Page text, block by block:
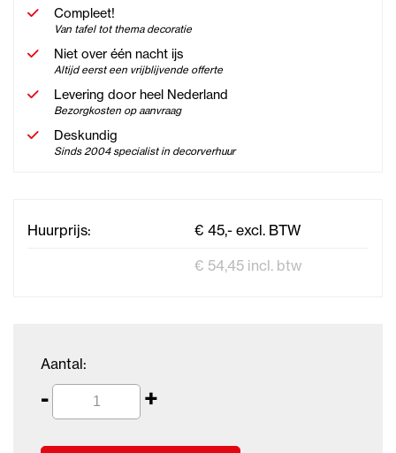
Compleet!
Van tafel tot thema decoratie
Niet over één nacht ijs
Altijd eerst een vrijblijvende offerte
Levering door heel Nederland
Bezorgkosten op aanvraag
Deskundig
Sinds 2004 specialist in decorverhuur
Huurprijs:
€ 45,- excl. BTW
€ 54,45 incl. btw
Aantal:
- +